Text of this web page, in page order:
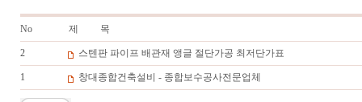
No 제 목
2 스텐판 파이프 배관재 앵글 절단가공 최저단가표
1 창대종합건축설비 - 종합보수공사전문업체